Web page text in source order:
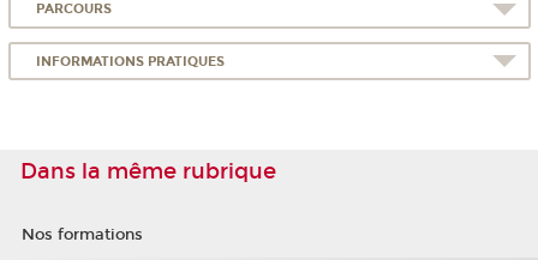
PARCOURS
INFORMATIONS PRATIQUES
Dans la même rubrique
Nos formations